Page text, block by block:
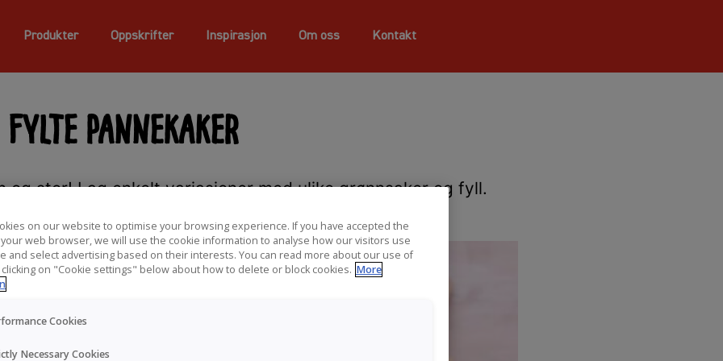
Produkter Oppskrifter Inspirasjon Om oss Kontakt
Fylte pannekaker
og stor! Lag enkelt variasjoner med ulike grønnsaker og fyll.
on our website to optimise your browsing experience. If you have accepted the
web browser, we will use the cookie information to analyse how our visitors use
and select advertising based on their interests. You can read more about our use of
clicking on "Cookie settings" below about how to delete or block cookies. More
Cookies
Necessary Cookies